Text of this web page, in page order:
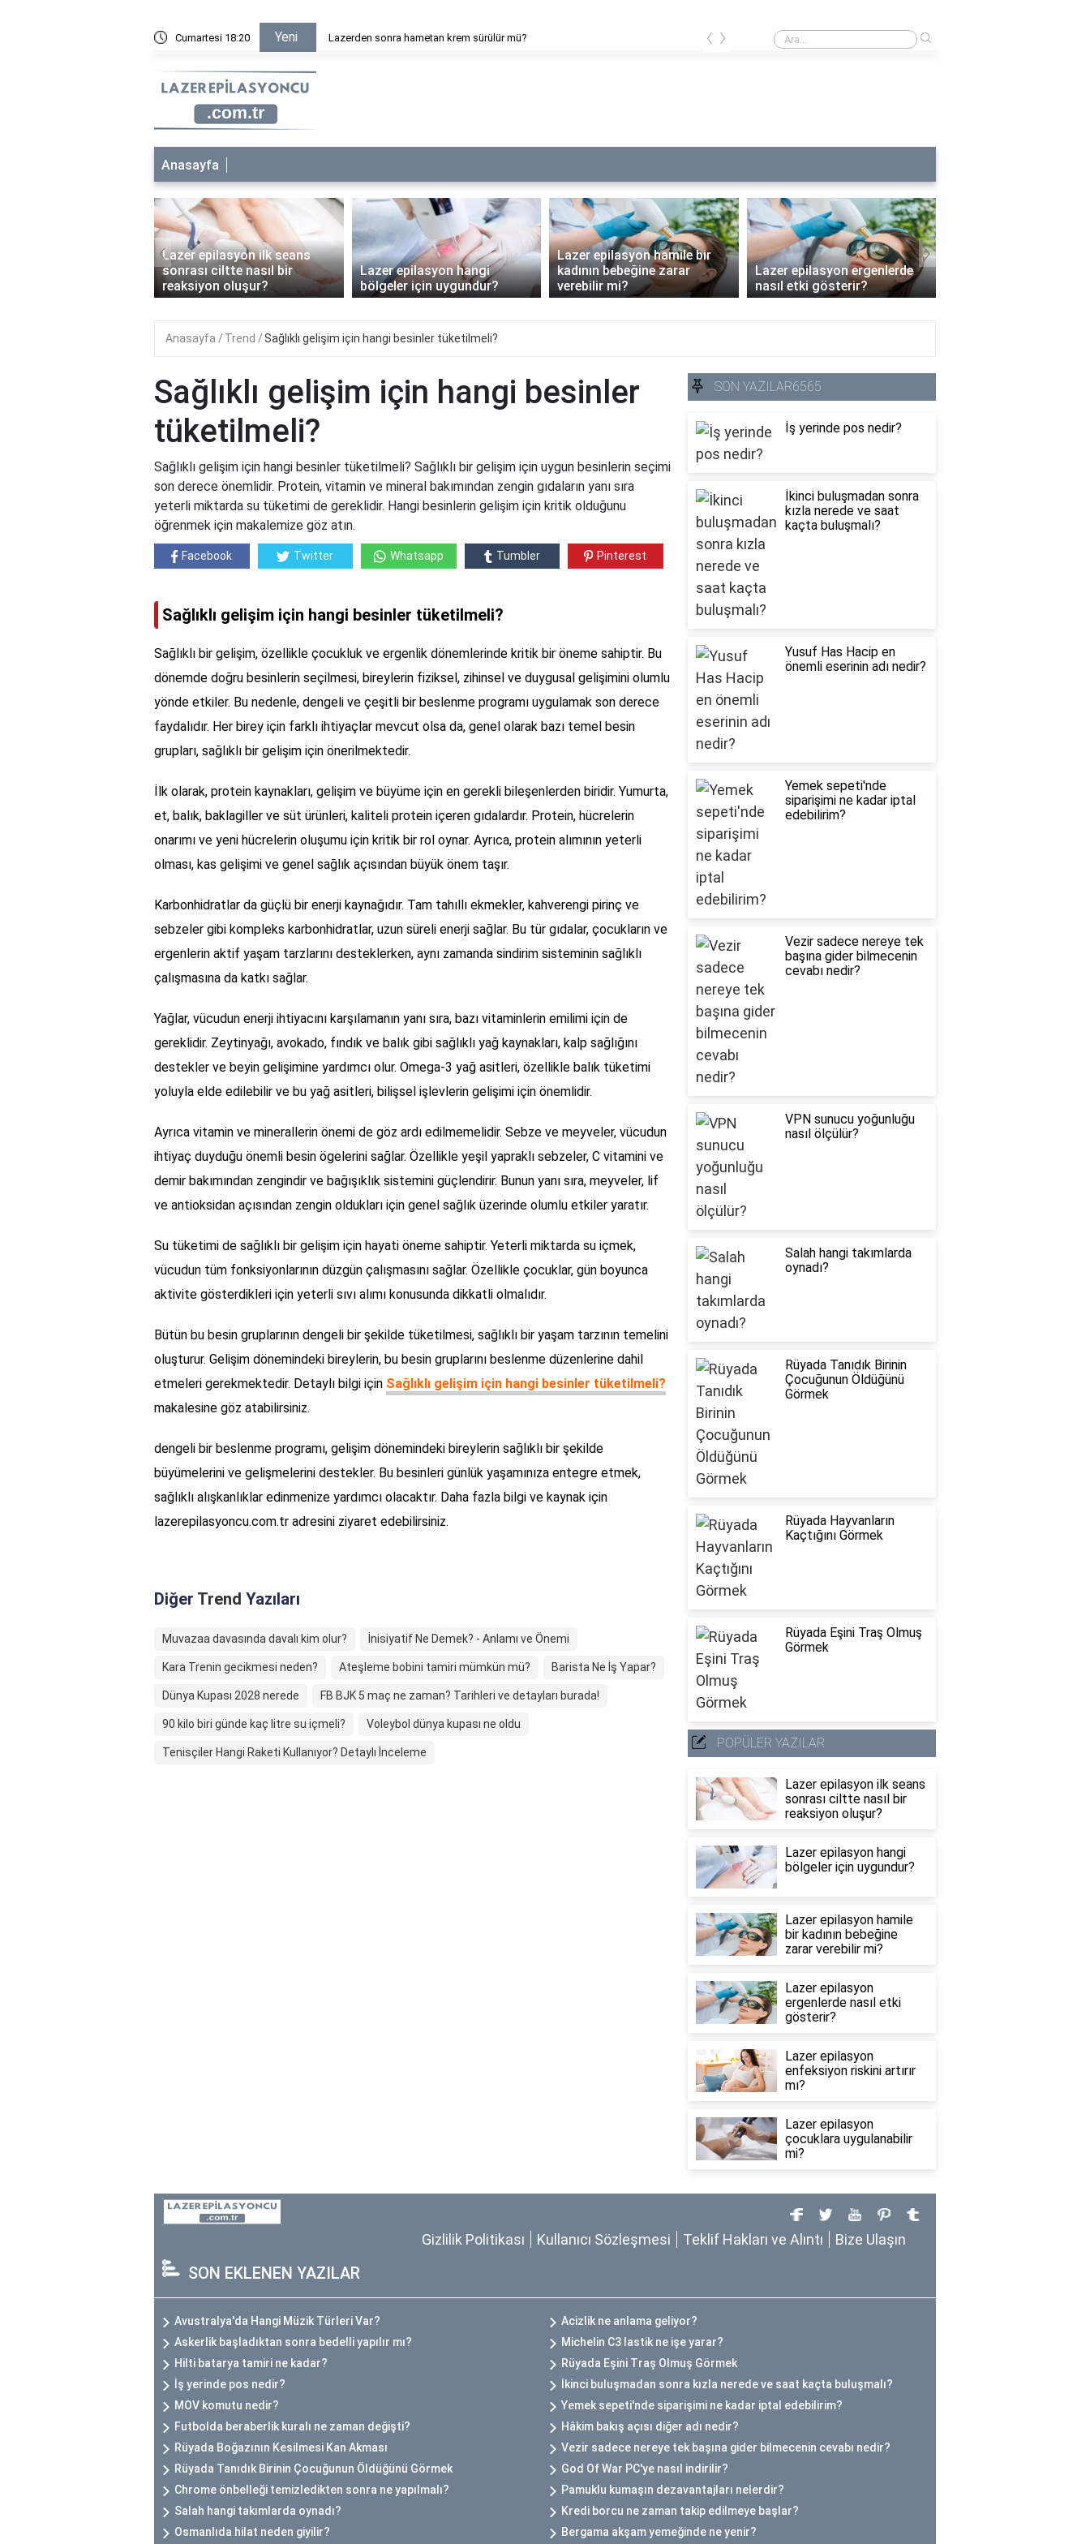
Cumartesi 18:20 Yeni Lazerden sonra hametan krem sürülür mü? Lazer epilasyon alerjisine ne iyi gelir?
‹ ›
Anasayfa
Lazer epilasyon ilk seans
sonrası ciltte nasıl bir
reaksiyon oluşur?
Lazer epilasyon hangi
bölgeler için uygundur?
Lazer epilasyon hamile bir
kadının bebeğine zarar
verebilir mi?
Lazer epilasyon ergenlerde
nasıl etki gösterir?
‹ ›
Anasayfa Trend Sağlıklı gelişim için hangi besinler tüketilmeli?
Sağlıklı gelişim için hangi besinler
tüketilmeli?
Sağlıklı gelişim için hangi besinler tüketilmeli? Sağlıklı bir gelişim için uygun besinlerin seçimi
son derece önemlidir. Protein, vitamin ve mineral bakımından zengin gıdaların yanı sıra
yeterli miktarda su tüketimi de gereklidir. Hangi besinlerin gelişim için kritik olduğunu
öğrenmek için makalemize göz atın.
Facebook Twitter Whatsapp Tumbler Pinterest
Sağlıklı gelişim için hangi besinler tüketilmeli?
Sağlıklı bir gelişim, özellikle çocukluk ve ergenlik dönemlerinde kritik bir öneme sahiptir. Bu
dönemde doğru besinlerin seçilmesi, bireylerin fiziksel, zihinsel ve duygusal gelişimini olumlu
yönde etkiler. Bu nedenle, dengeli ve çeşitli bir beslenme programı uygulamak son derece
faydalıdır. Her birey için farklı ihtiyaçlar mevcut olsa da, genel olarak bazı temel besin
grupları, sağlıklı bir gelişim için önerilmektedir.
İlk olarak, protein kaynakları, gelişim ve büyüme için en gerekli bileşenlerden biridir. Yumurta,
et, balık, baklagiller ve süt ürünleri, kaliteli protein içeren gıdalardır. Protein, hücrelerin
onarımı ve yeni hücrelerin oluşumu için kritik bir rol oynar. Ayrıca, protein alımının yeterli
olması, kas gelişimi ve genel sağlık açısından büyük önem taşır.
Karbonhidratlar da güçlü bir enerji kaynağıdır. Tam tahıllı ekmekler, kahverengi pirinç ve
sebzeler gibi kompleks karbonhidratlar, uzun süreli enerji sağlar. Bu tür gıdalar, çocukların ve
ergenlerin aktif yaşam tarzlarını desteklerken, aynı zamanda sindirim sisteminin sağlıklı
çalışmasına da katkı sağlar.
Yağlar, vücudun enerji ihtiyacını karşılamanın yanı sıra, bazı vitaminlerin emilimi için de
gereklidir. Zeytinyağı, avokado, fındık ve balık gibi sağlıklı yağ kaynakları, kalp sağlığını
destekler ve beyin gelişimine yardımcı olur. Omega-3 yağ asitleri, özellikle balık tüketimi
yoluyla elde edilebilir ve bu yağ asitleri, bilişsel işlevlerin gelişimi için önemlidir.
Ayrıca vitamin ve minerallerin önemi de göz ardı edilmemelidir. Sebze ve meyveler, vücudun
ihtiyaç duyduğu önemli besin ögelerini sağlar. Özellikle yeşil yapraklı sebzeler, C vitamini ve
demir bakımından zengindir ve bağışıklık sistemini güçlendirir. Bunun yanı sıra, meyveler, lif
ve antioksidan açısından zengin oldukları için genel sağlık üzerinde olumlu etkiler yaratır.
Su tüketimi de sağlıklı bir gelişim için hayati öneme sahiptir. Yeterli miktarda su içmek,
vücudun tüm fonksiyonlarının düzgün çalışmasını sağlar. Özellikle çocuklar, gün boyunca
aktivite gösterdikleri için yeterli sıvı alımı konusunda dikkatli olmalıdır.
Bütün bu besin gruplarının dengeli bir şekilde tüketilmesi, sağlıklı bir yaşam tarzının temelini
oluşturur. Gelişim dönemindeki bireylerin, bu besin gruplarını beslenme düzenlerine dahil
etmeleri gerekmektedir. Detaylı bilgi için Sağlıklı gelişim için hangi besinler tüketilmeli?
makalesine göz atabilirsiniz.
dengeli bir beslenme programı, gelişim dönemindeki bireylerin sağlıklı bir şekilde
büyümelerini ve gelişmelerini destekler. Bu besinleri günlük yaşamınıza entegre etmek,
sağlıklı alışkanlıklar edinmenize yardımcı olacaktır. Daha fazla bilgi ve kaynak için
lazerepilasyoncu.com.tr adresini ziyaret edebilirsiniz.
Diğer Trend Yazıları
Muvazaa davasında davalı kim olur? İnisiyatif Ne Demek? - Anlamı ve Önemi
Kara Trenin gecikmesi neden? Ateşleme bobini tamiri mümkün mü? Barista Ne İş Yapar?
Dünya Kupası 2028 nerede FB BJK 5 maç ne zaman? Tarihleri ve detayları burada!
90 kilo biri günde kaç litre su içmeli? Voleybol dünya kupası ne oldu
Tenisçiler Hangi Raketi Kullanıyor? Detaylı İnceleme
SON YAZILAR6565
İş yerinde pos nedir?
İkinci buluşmadan sonra
kızla nerede ve saat
kaçta buluşmalı?
Yusuf Has Hacip en
önemli eserinin adı nedir?
Yemek sepeti'nde
siparişimi ne kadar iptal
edebilirim?
Vezir sadece nereye tek
başına gider bilmecenin
cevabı nedir?
VPN sunucu yoğunluğu
nasıl ölçülür?
Salah hangi takımlarda
oynadı?
Rüyada Tanıdık Birinin
Çocuğunun Öldüğünü
Görmek
Rüyada Hayvanların
Kaçtığını Görmek
Rüyada Eşini Traş Olmuş
Görmek
POPÜLER YAZILAR
Lazer epilasyon ilk seans
sonrası ciltte nasıl bir
reaksiyon oluşur?
Lazer epilasyon hangi
bölgeler için uygundur?
Lazer epilasyon hamile
bir kadının bebeğine
zarar verebilir mi?
Lazer epilasyon
ergenlerde nasıl etki
gösterir?
Lazer epilasyon
enfeksiyon riskini artırır
mı?
Lazer epilasyon
çocuklara uygulanabilir
mi?
Gizlilik Politikası Kullanıcı Sözleşmesi Teklif Hakları ve Alıntı Bize Ulaşın
SON EKLENEN YAZILAR
Avustralya'da Hangi Müzik Türleri Var?
Acizlik ne anlama geliyor?
Askerlik başladıktan sonra bedelli yapılır mı?
Michelin C3 lastik ne işe yarar?
Hilti batarya tamiri ne kadar?
Rüyada Eşini Traş Olmuş Görmek
İş yerinde pos nedir?
İkinci buluşmadan sonra kızla nerede ve saat kaçta buluşmalı?
MOV komutu nedir?
Yemek sepeti'nde siparişimi ne kadar iptal edebilirim?
Futbolda beraberlik kuralı ne zaman değişti?
Hâkim bakış açısı diğer adı nedir?
Rüyada Boğazının Kesilmesi Kan Akması
Vezir sadece nereye tek başına gider bilmecenin cevabı nedir?
Rüyada Tanıdık Birinin Çocuğunun Öldüğünü Görmek
God Of War PC'ye nasıl indirilir?
Chrome önbelleği temizledikten sonra ne yapılmalı?
Pamuklu kumaşın dezavantajları nelerdir?
Salah hangi takımlarda oynadı?
Kredi borcu ne zaman takip edilmeye başlar?
Osmanlıda hilat neden giyilir?
Bergama akşam yemeğinde ne yenir?